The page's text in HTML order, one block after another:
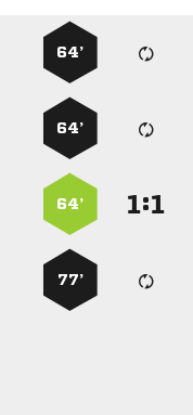
64’
64’
:
64’
77’